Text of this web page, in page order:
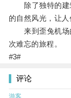
除了独特的建
的自然风光，让人
来到歪兔机场
次难忘的旅程。
#3#
评论
游客